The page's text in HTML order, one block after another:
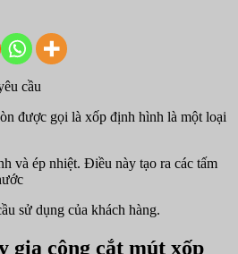
cầu
được gọi là xốp định hình là một loại
và ép nhiệt. Điều này tạo ra các tấm
sử dụng của khách hàng.
gia công cắt mút xốp